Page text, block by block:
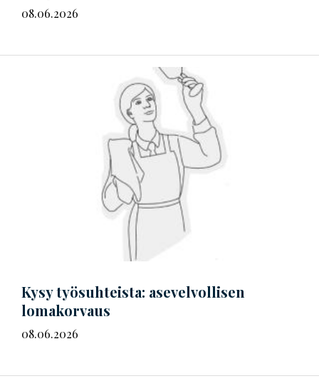
08.06.2026
Kysy työsuhteista: asevelvollisen
lomakorvaus
08.06.2026